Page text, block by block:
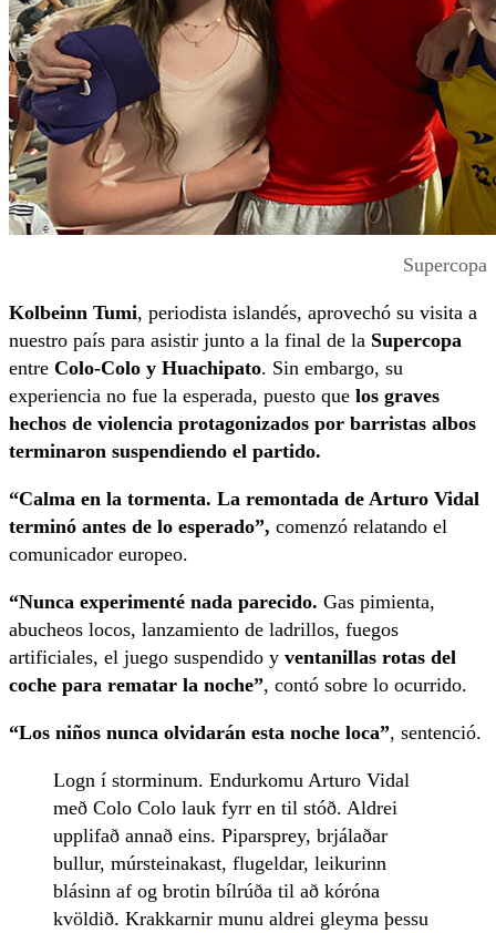
Supercopa
Kolbeinn Tumi, periodista islandés, aprovechó su visita a
nuestro país para asistir junto a la final de la Supercopa
entre Colo-Colo y Huachipato. Sin embargo, su
experiencia no fue la esperada, puesto que los graves
hechos de violencia protagonizados por barristas albos
terminaron suspendiendo el partido.
“Calma en la tormenta. La remontada de Arturo Vidal
terminó antes de lo esperado”, comenzó relatando el
comunicador europeo.
“Nunca experimenté nada parecido. Gas pimienta,
abucheos locos, lanzamiento de ladrillos, fuegos
artificiales, el juego suspendido y ventanillas rotas del
coche para rematar la noche”, contó sobre lo ocurrido.
“Los niños nunca olvidarán esta noche loca”, sentenció.
Logn í storminum. Endurkomu Arturo Vidal
með Colo Colo lauk fyrr en til stóð. Aldrei
upplifað annað eins. Piparsprey, brjálaðar
bullur, múrsteinakast, flugeldar, leikurinn
blásinn af og brotin bílrúða til að kóróna
kvöldið. Krakkarnir munu aldrei gleyma þessu